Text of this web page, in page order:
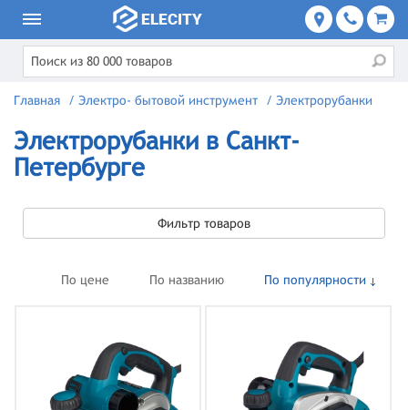
Главная / Электро- бытовой инструмент / Электрорубанки
Электрорубанки в Санкт-
Петербурге
Фильтр товаров
По цене По названию По популярности